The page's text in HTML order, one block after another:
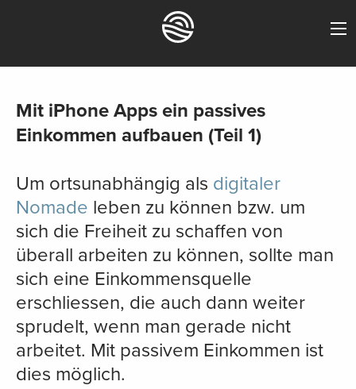
Mit iPhone Apps ein passives
Einkommen aufbauen (Teil 1)
Um ortsunabhängig als digitaler
Nomade leben zu können bzw. um
sich die Freiheit zu schaffen von
überall arbeiten zu können, sollte man
sich eine Einkommensquelle
erschliessen, die auch dann weiter
sprudelt, wenn man gerade nicht
arbeitet. Mit passivem Einkommen ist
dies möglich.